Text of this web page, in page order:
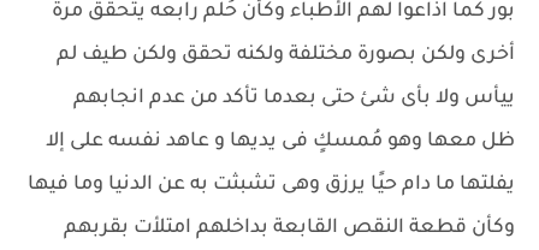
بور كما اذاعوا لهم الأطباء وكأن حُلم رابعه يتحقق مرة
أخرى ولكن بصورة مختلفة ولكنه تحقق ولكن طيف لم
ييأس ولا بأى شئ حتى بعدما تأكد من عدم انجابهم
ظل معها وهو مُمسكٍ فى يديها و عاهد نفسه على إلا
يفلتها ما دام حيًا يرزق وهى تشبثت به عن الدنيا وما فيها
وكأن قطعة النقص القابعة بداخلهم امتلأت بقربهم